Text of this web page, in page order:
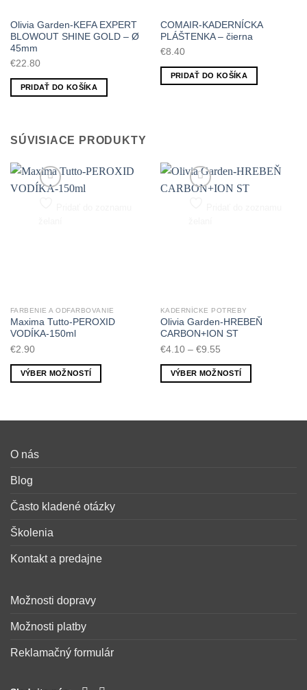
Olivia Garden-KEFA EXPERT
BLOWOUT SHINE GOLD – Ø
45mm
€22.80
PRIDAŤ DO KOŠÍKA
COMAIR-KADERNÍCKA
PLÁŠTENKA – čierna
€8.40
PRIDAŤ DO KOŠÍKA
SÚVISIACE PRODUKTY
FARBENIE A ODFARBOVANIE
Maxima Tutto-PEROXID
VODÍKA-150ml
€2.90
VÝBER MOŽNOSTÍ
Možnosti
si
môžete
vybrať
stránke
KADERNÍCKE POTREBY
Olivia Garden-HREBEŇ
CARBON+ION ST
€4.10 – €9.55Price
range:
€4.10
VÝBER MOŽNOSTÍ
O nás
Blog
Často kladené otázky
Školenia
Kontakt a predajne
Možnosti dopravy
Možnosti platby
Reklamačný formulár